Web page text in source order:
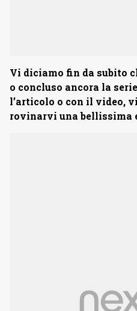
Vi diciamo fin da subito
o concluso ancora la
l’articolo o con il video,
rovinarvi una bellissima